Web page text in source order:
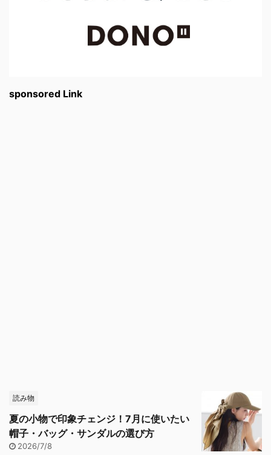
sponsored Link
読み物
夏の小物で印象チェンジ！7月に使いたい
帽子・バッグ・サンダルの選び方
2026/7/8